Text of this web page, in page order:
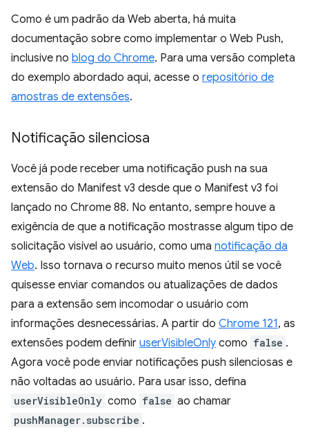
Como é um padrão da Web aberta, há muita
documentação sobre como implementar o Web Push,
inclusive no blog do Chrome. Para uma versão completa
do exemplo abordado aqui, acesse o repositório de
amostras de extensões.
Notificação silenciosa
Você já pode receber uma notificação push na sua
extensão do Manifest v3 desde que o Manifest v3 foi
lançado no Chrome 88. No entanto, sempre houve a
exigência de que a notificação mostrasse algum tipo de
solicitação visível ao usuário, como uma notificação da
Web. Isso tornava o recurso muito menos útil se você
quisesse enviar comandos ou atualizações de dados
para a extensão sem incomodar o usuário com
informações desnecessárias. A partir do Chrome 121, as
extensões podem definir userVisibleOnly como false .
Agora você pode enviar notificações push silenciosas e
não voltadas ao usuário. Para usar isso, defina
userVisibleOnly como false ao chamar
pushManager.subscribe .